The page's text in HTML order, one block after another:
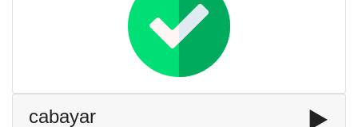
cabayar ▶️